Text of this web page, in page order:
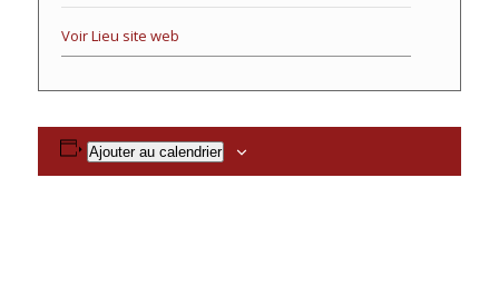
Voir Lieu site web
Ajouter au calendrier